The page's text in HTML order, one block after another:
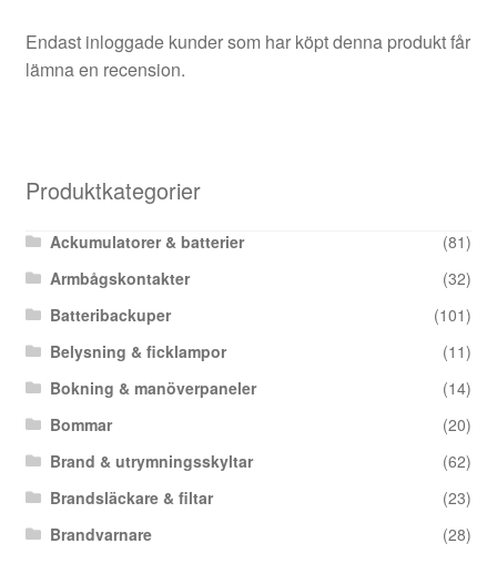
Endast inloggade kunder som har köpt denna produkt får
lämna en recension.
Produktkategorier
Ackumulatorer & batterier
(81)
Armbågskontakter
(32)
Batteribackuper
(101)
Belysning & ficklampor
(11)
Bokning & manöverpaneler
(14)
Bommar
(20)
Brand & utrymningsskyltar
(62)
Brandsläckare & filtar
(23)
Brandvarnare
(28)